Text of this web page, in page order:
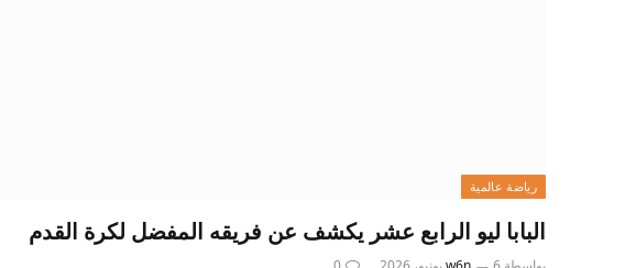
رياضة عالمية
البابا ليو الرابع عشر يكشف عن فريقه المفضل لكرة القدم